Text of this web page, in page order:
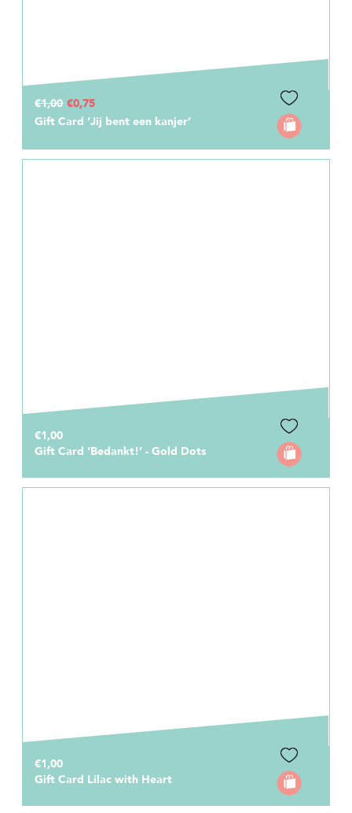
€1,00 €0,75
Gift Card ‘Jij bent een kanjer’
€1,00
Gift Card ‘Bedankt!’ - Gold Dots
€1,00
Gift Card Lilac with Heart